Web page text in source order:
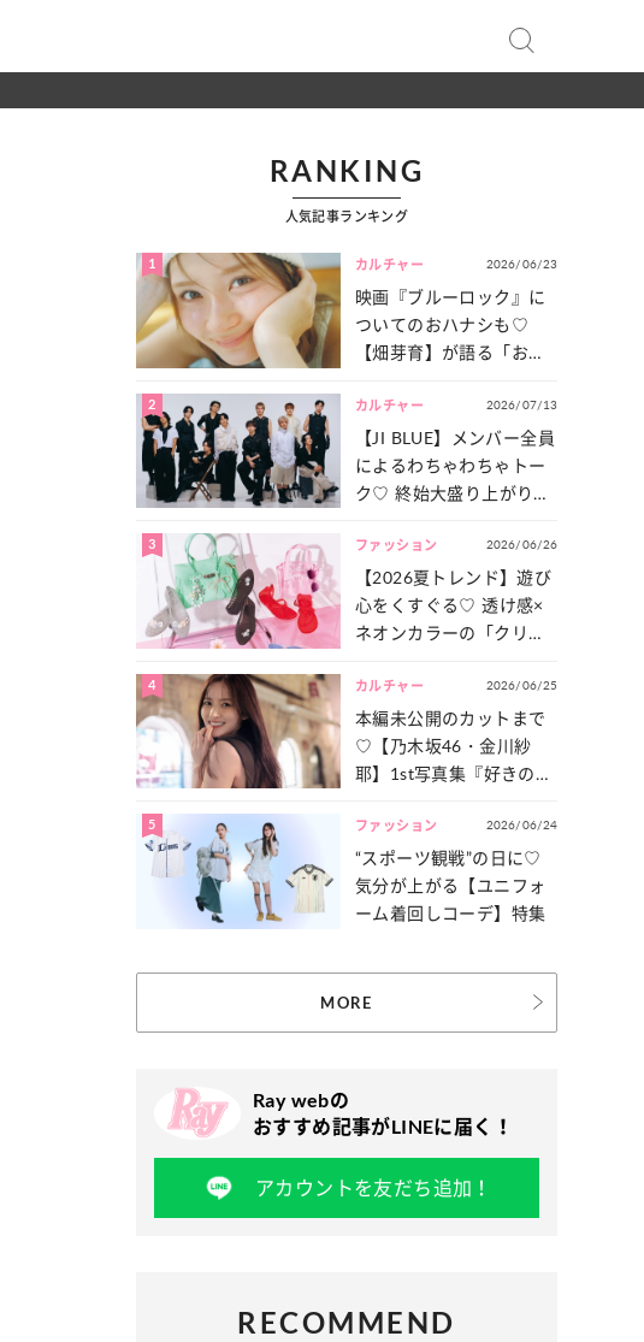
RANKING
人気記事ランキング
1 カルチャー 2026/06/23
映画『ブルーロック』に
ついてのおハナシも♡
【畑芽育】が語る「お仕
は？
2 カルチャー 2026/07/13
【JI BLUE】メンバー全員
によるわちゃわちゃトー
ク♡ 終始大盛り上がりだ
一気見せ！
3 ファッション 2026/06/26
【2026夏トレンド】遊び
心をくすぐる♡ 透け感×
ネオンカラーの「クリア
4 カルチャー 2026/06/25
本編未公開のカットまで
♡【乃木坂46・金川紗
耶】1st写真集『好きのグ
たっぷりとお届け！
5 ファッション 2026/06/24
“スポーツ観戦”の日に♡
気分が上がる【ユニフォ
ーム着回しコーデ】特集
MORE
Ray webの
おすすめ記事がLINEに届く！
アカウントを友だち追加！
RECOMMEND